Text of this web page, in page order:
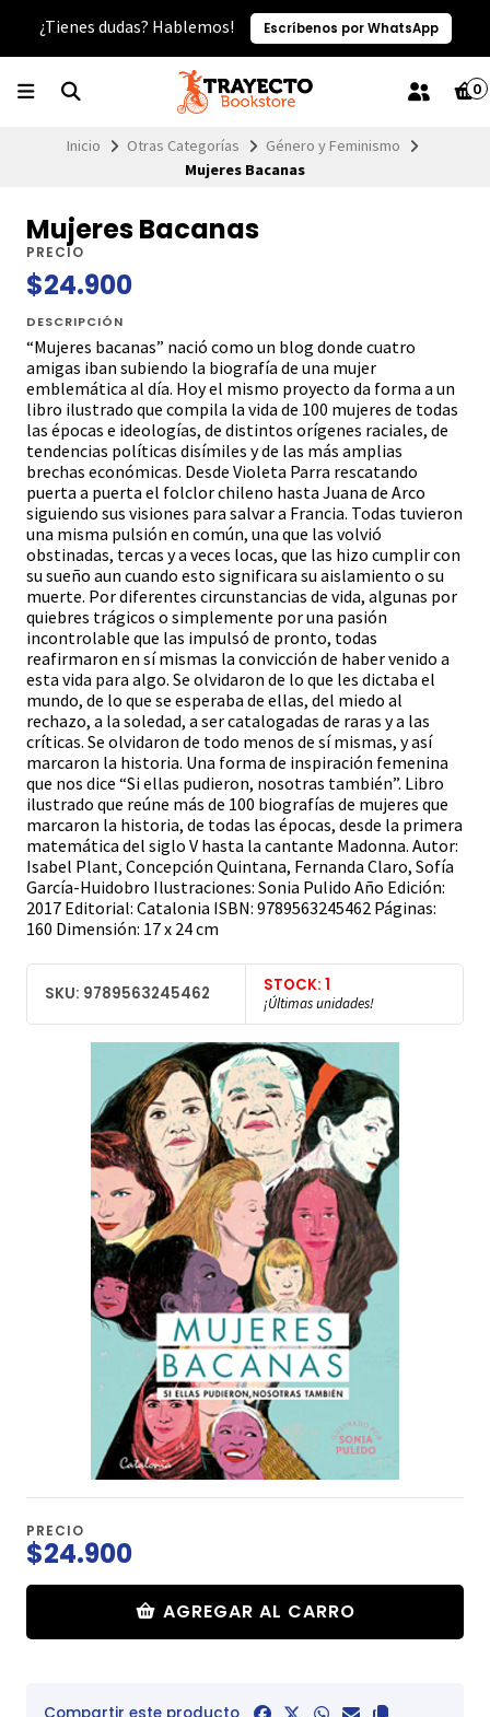
¿Tienes dudas? Hablemos! Escríbenos por WhatsApp
0
Inicio Otras Categorías
Género y Feminismo
Mujeres Bacanas
Mujeres Bacanas
PRECIO
$24.900
DESCRIPCIÓN
“Mujeres bacanas” nació como un blog donde cuatro
amigas iban subiendo la biografía de una mujer
emblemática al día. Hoy el mismo proyecto da forma a un
libro ilustrado que compila la vida de 100 mujeres de todas
las épocas e ideologías, de distintos orígenes raciales, de
tendencias políticas disímiles y de las más amplias
brechas económicas. Desde Violeta Parra rescatando
puerta a puerta el folclor chileno hasta Juana de Arco
siguiendo sus visiones para salvar a Francia. Todas tuvieron
una misma pulsión en común, una que las volvió
obstinadas, tercas y a veces locas, que las hizo cumplir con
su sueño aun cuando esto significara su aislamiento o su
muerte. Por diferentes circunstancias de vida, algunas por
quiebres trágicos o simplemente por una pasión
incontrolable que las impulsó de pronto, todas
reafirmaron en sí mismas la convicción de haber venido a
esta vida para algo. Se olvidaron de lo que les dictaba el
mundo, de lo que se esperaba de ellas, del miedo al
rechazo, a la soledad, a ser catalogadas de raras y a las
críticas. Se olvidaron de todo menos de sí mismas, y así
marcaron la historia. Una forma de inspiración femenina
que nos dice “Si ellas pudieron, nosotras también”. Libro
ilustrado que reúne más de 100 biografías de mujeres que
marcaron la historia, de todas las épocas, desde la primera
matemática del siglo V hasta la cantante Madonna. Autor:
Isabel Plant, Concepción Quintana, Fernanda Claro, Sofía
García-Huidobro Ilustraciones: Sonia Pulido Año Edición:
2017 Editorial: Catalonia ISBN: 9789563245462 Páginas:
160 Dimensión: 17 x 24 cm
SKU: 9789563245462 STOCK: 1
¡Últimas unidades!
PRECIO
$24.900
AGREGAR AL CARRO